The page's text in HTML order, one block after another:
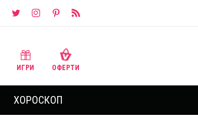
ИГРИ ОФЕРТИ
ХОРОСКОП